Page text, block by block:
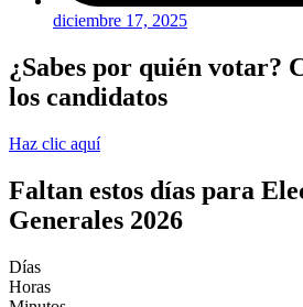
diciembre 17, 2025
¿Sabes por quién votar?
los candidatos
Haz clic aquí
Faltan estos días para
Generales 2026
Días
Horas